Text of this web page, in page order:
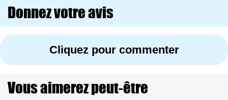
Donnez votre avis
Cliquez pour commenter
Vous aimerez peut-être